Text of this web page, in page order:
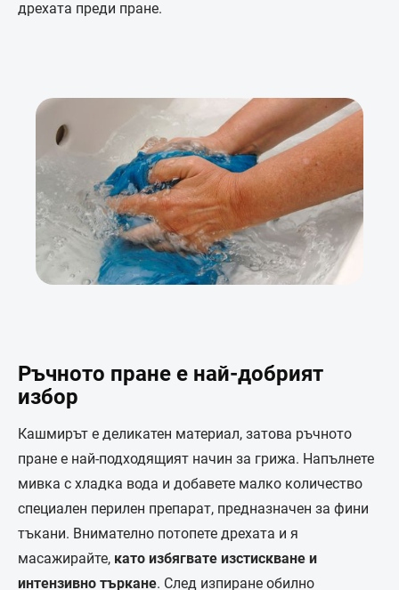
дрехата преди пране.
Ръчното пране е най-добрият
избор
Кашмирът е деликатен материал, затова ръчното
пране е най-подходящият начин за грижа. Напълнете
мивка с хладка вода и добавете малко количество
специален перилен препарат, предназначен за фини
тъкани. Внимателно потопете дрехата и я
масажирайте, като избягвате изстискване и
интензивно търкане. След изпиране обилно